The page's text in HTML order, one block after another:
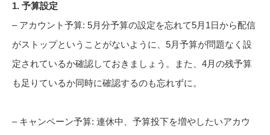
1. 予算設定
– アカウント予算: 5月分予算の設定を忘れて5月1日から配信
がストップということがないように、5月予算が問題なく設
定されているか確認しておきましょう。また、4月の残予算
も足りているか同時に確認するのも忘れずに。
– キャンペーン予算: 連休中、予算投下を増やしたいアカウ